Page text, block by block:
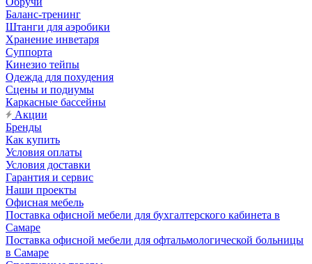
Баланс-тренинг
Штанги для аэробики
Хранение инветаря
Суппорта
Кинезио тейпы
Одежда для похудения
Сцены и подиумы
Каркасные бассейны
Акции
Бренды
Как купить
Условия оплаты
Условия доставки
Гарантия и сервис
Наши проекты
Офисная мебель
Поставка офисной мебели для бухгалтерского кабинета в
Самаре
Поставка офисной мебели для офтальмологической больницы
в Самаре